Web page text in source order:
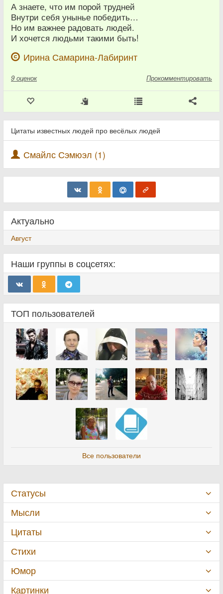
А знаете, что им порой трудней
Внутри себя унынье победить…
Но им важнее радовать людей.
И хочется людьми такими быть!
Ирина Самарина-Лабиринт
9 оценок Прокомментировать
Цитаты известных людей про весёлых людей
Смайлс Сэмюэл (1)
Актуально
Август
Наши группы в соцсетях:
ТОП пользователей
Все пользователи
Статусы
Мысли
Цитаты
Стихи
Юмор
Картинки